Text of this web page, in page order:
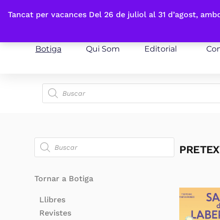
Tancat per vacances Del 26 de juliol al 31 d’agost,
Fes-te'n sòcia
Botiga Qui Som Editorial
Tornar a Botiga
Llibres
Revistes